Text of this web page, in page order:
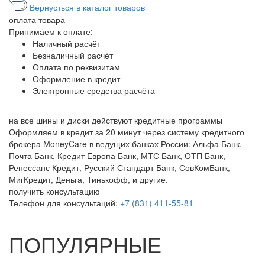
Вернусться в каталог товаров
оплата товара
Принимаем к оплате:
Наличный расчёт
Безналичный расчёт
Оплата по реквизитам
Оформление в кредит
Электронные средства расчёта
на все шины и диски действуют кредитные программы
Оформляем в кредит за 20 минут через систему кредитного
брокера MoneyCare в ведущих банках России: Альфа Банк,
Почта Банк, Кредит Европа Банк, МТС Банк, ОТП Банк,
Ренессанс Кредит, Русский Стандарт Банк, СовКомБанк,
МигКредит, Деньга, Тинькофф, и другие.
получить консультацию
Телефон для консультаций: +7 (831) 411-55-81
ПОПУЛЯРНЫЕ